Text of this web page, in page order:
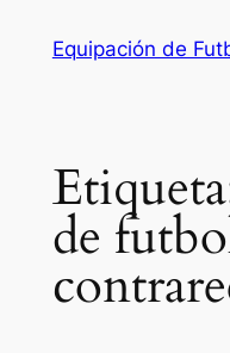
Equipación de
de